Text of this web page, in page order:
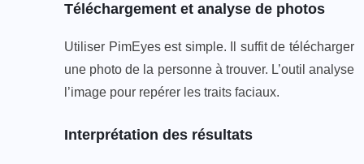
Téléchargement et analyse de photos
Utiliser PimEyes est simple. Il suffit de télécharger
une photo de la personne à trouver. L’outil analyse
l’image pour repérer les traits faciaux.
Interprétation des résultats